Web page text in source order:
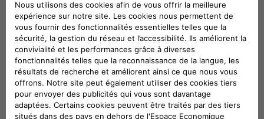
une paire de gants, une torche, un gilet
fluorescente haute visibilité et un kit
d’ampoules.
Véhicules compatibles